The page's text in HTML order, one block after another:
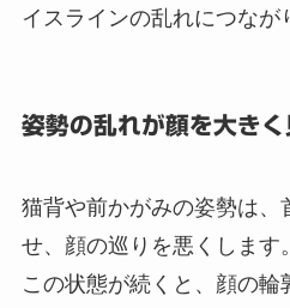
イスラインの乱れにつなが
姿勢の乱れが顔を大きく
猫背や前かがみの姿勢は、
せ、顔の巡りを悪くします。
この状態が続くと、顔の輪